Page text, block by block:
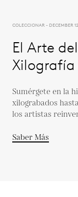
COLECCIONAR - DECEMBER
El Arte
Sumérgete en la
xilograbados
los artistas
Saber Más